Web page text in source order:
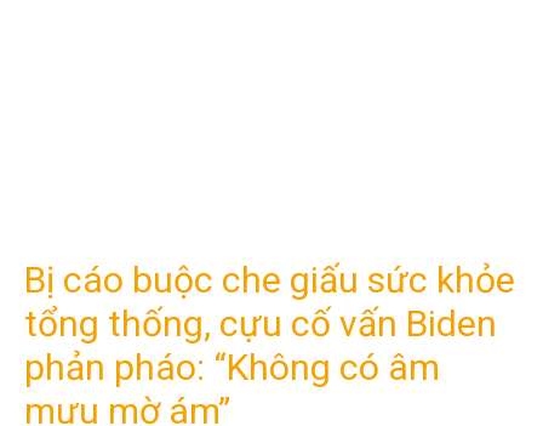
Bị cáo buộc che giấu sức khỏe
tổng thống, cựu cố vấn Biden
phản pháo: “Không có âm
mưu mờ ám”